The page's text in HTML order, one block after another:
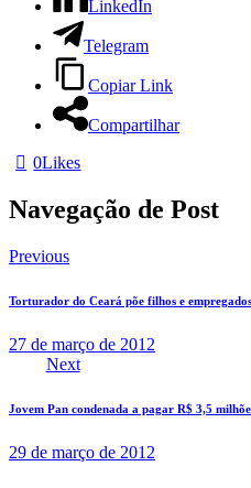
LinkedIn
Telegram
Copiar Link
Compartilhar
0Likes
Navegação de Post
Previous
Torturador do Ceará põe filhos e
27 de março de 2012
Next
Jovem Pan condenada a pagar R$ 3,5
29 de março de 2012